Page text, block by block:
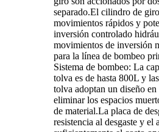
separado.El cilindro de
movimientos rápidos y
inversión controlado
movimientos de inversión
para la línea de bombeo
Sistema de bombeo: La
tolva es de hasta 800L y
tolva adoptan un diseño
eliminar los espacios
de material.La placa de
resistencia al desgaste y el